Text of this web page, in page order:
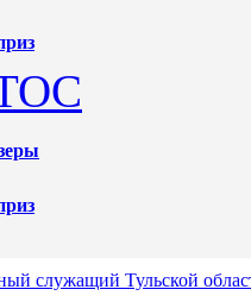
служащий Тульской